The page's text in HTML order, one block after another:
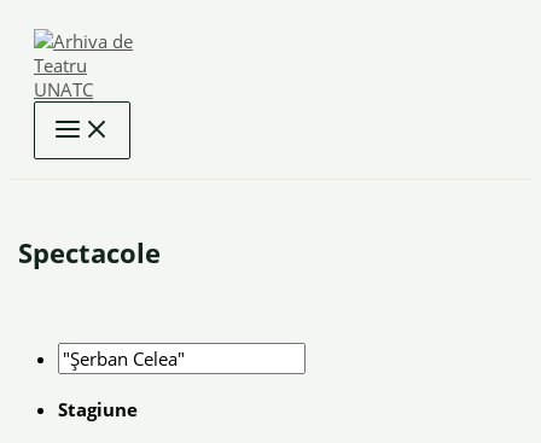
content
Spectacole
Stagiune